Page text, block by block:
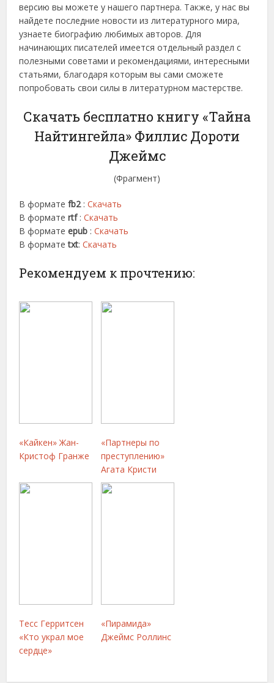
версию вы можете у нашего партнера. Также, у нас вы
найдете последние новости из литературного мира,
узнаете биографию любимых авторов. Для
начинающих писателей имеется отдельный раздел с
полезными советами и рекомендациями, интересными
статьями, благодаря которым вы сами сможете
попробовать свои силы в литературном мастерстве.
Скачать бесплатно книгу «Тайна
Найтингейла» Филлис Дороти
Джеймс
(Фрагмент)
В форматеfb2:Скачать
В форматеrtf :Скачать
В форматеepub :Скачать
В форматеtxt:Скачать
Рекомендуем к прочтению:
«Кайкен» Жан-
Кристоф Гранже
«Партнеры по
преступлению»
Агата Кристи
Тесс Герритсен
«Кто украл мое
сердце»
«Пирамида»
Джеймс Роллинс